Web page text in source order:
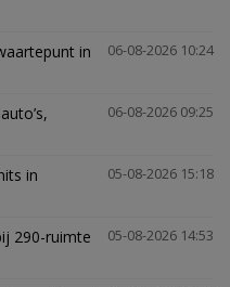
06-08-2026 10:24
in
06-08-2026 09:25
05-08-2026 15:18
in
05-08-2026 14:53
290-ruimte